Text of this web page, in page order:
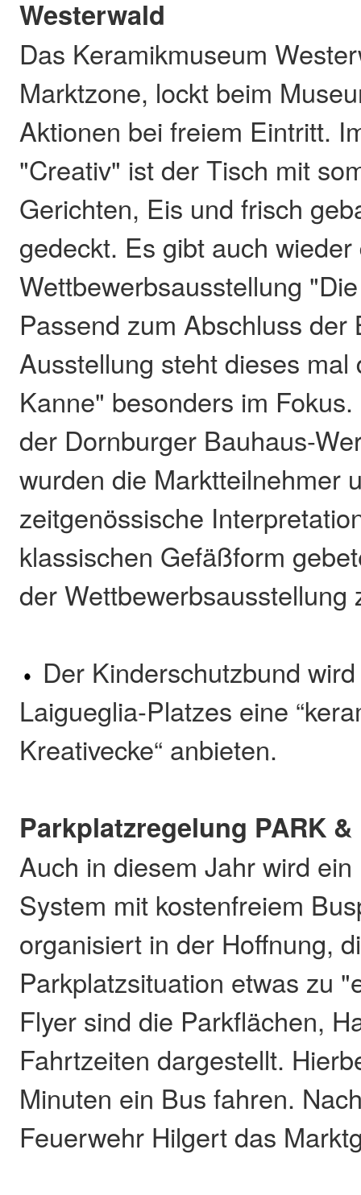
Westerwald
Das Keramikmuseum
Marktzone, lockt beim
Aktionen bei freiem Eintritt.
"Creativ" ist der Tisch mit
Gerichten, Eis und frisch
gedeckt. Es gibt auch
Wettbewerbsausstellung
Passend zum Abschluss der
Ausstellung steht dieses
Kanne" besonders im
der Dornburger Bauhaus-
wurden die Marktteilnehmer
zeitgenössische
klassischen Gefäßform
der Wettbewerbsausstellung
Der Kinderschutzbund
Laigueglia-Platzes eine
Kreativecke“ anbieten.
Parkplatzregelung PARK &
Auch in diesem Jahr wird
System mit kostenfreiem
organisiert in der Hoffnung,
Parkplatzsituation etwas zu
Flyer sind die Parkflächen,
Fahrtzeiten dargestellt.
Minuten ein Bus fahren.
Feuerwehr Hilgert das